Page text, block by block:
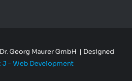
Georg Maurer GmbH | Designed
J - Web Development